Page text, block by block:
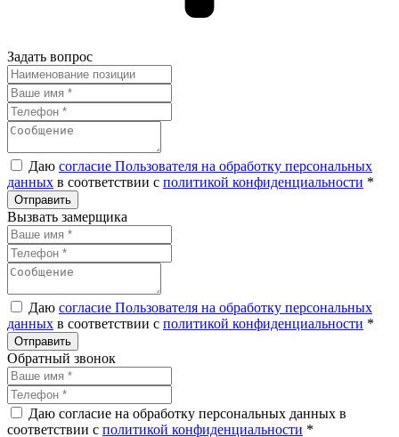
Задать вопрос
Даю согласие Пользователя на обработку персональных
данных в соответствии с политикой конфиденциальности *
Вызвать замерщика
Даю согласие Пользователя на обработку персональных
данных в соответствии с политикой конфиденциальности *
Обратный звонок
Даю согласие на обработку персональных данных в
соответствии с политикой конфиденциальности *